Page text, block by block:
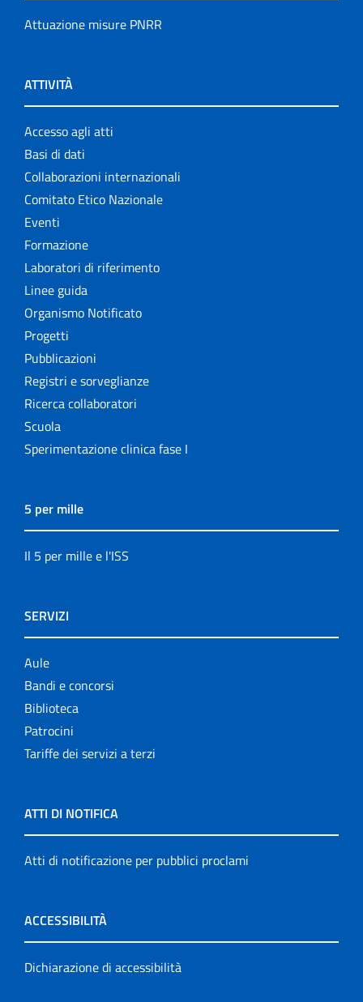
Attuazione misure PNRR
ATTIVITÀ
Accesso agli atti
Basi di dati
Collaborazioni internazionali
Comitato Etico Nazionale
Eventi
Formazione
Laboratori di riferimento
Linee guida
Organismo Notificato
Progetti
Pubblicazioni
Registri e sorveglianze
Ricerca collaboratori
Scuola
Sperimentazione clinica fase I
5 per mille
Il 5 per mille e l'ISS
SERVIZI
Aule
Bandi e concorsi
Biblioteca
Patrocini
Tariffe dei servizi a terzi
ATTI DI NOTIFICA
Atti di notificazione per pubblici proclami
ACCESSIBILITÀ
Dichiarazione di accessibilità